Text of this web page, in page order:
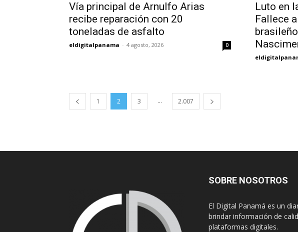
Vía principal de Arnulfo Arias
recibe reparación con 20
toneladas de asfalto
eldigitalpanama - 4 agosto, 2026 0
Luto en
Fallece
1 2 3 ... 2.007
SOBRE NOSOTROS
El Digital Panamá es un
brindar información de
plataformas digitales.